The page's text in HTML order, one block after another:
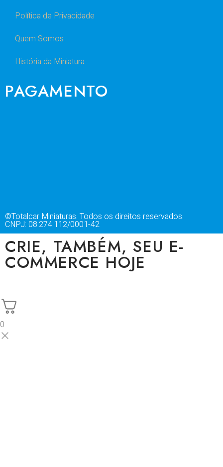
Política de Privacidade
Quem Somos
História da Miniatura
PAGAMENTO
©Totalcar Miniaturas. Todos os direitos reservados.
CNPJ: 08.274.112/0001-42
CRIE, TAMBÉM, SEU E-
COMMERCE HOJE
0